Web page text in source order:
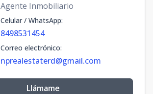
Agente Inmobiliario
Celular / WhatsApp:
8498531454
Correo electrónico:
nprealestaterd@gmail.com
Llámame